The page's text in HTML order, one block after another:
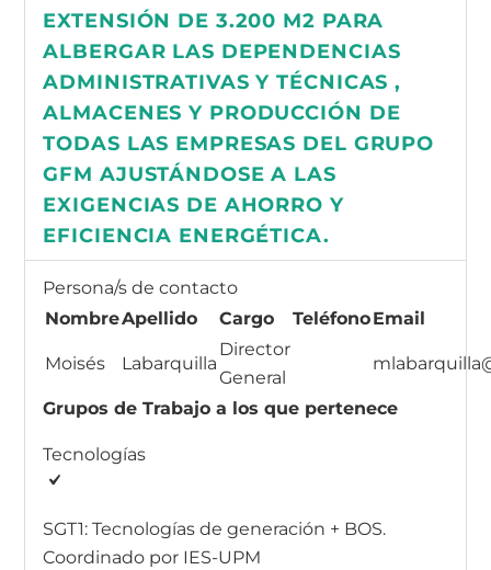
EXTENSIÓN DE 3.200 M2 PARA
ALBERGAR LAS DEPENDENCIAS
ADMINISTRATIVAS Y TÉCNICAS ,
ALMACENES Y PRODUCCIÓN DE
TODAS LAS EMPRESAS DEL GRUPO
GFM AJUSTÁNDOSE A LAS
EXIGENCIAS DE AHORRO Y
EFICIENCIA ENERGÉTICA.
Persona/s de contacto
NombreApellido Cargo TeléfonoEmail
Moisés Labarquilla
Director
General
Grupos de Trabajo a los que pertenece
Tecnologías
SGT1: Tecnologías de generación + BOS.
Coordinado por IES-UPM